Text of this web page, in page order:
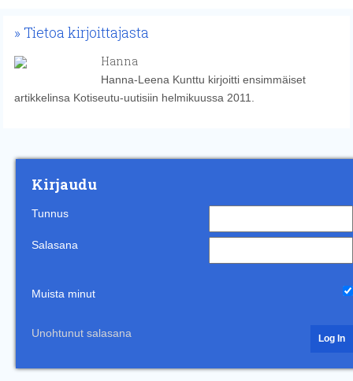
Tietoa kirjoittajasta
Hanna
Hanna-Leena Kunttu kirjoitti ensimmäiset
artikkelinsa Kotiseutu-uutisiin helmikuussa 2011.
Kirjaudu
Tunnus
Salasana
Muista minut
Unohtunut salasana